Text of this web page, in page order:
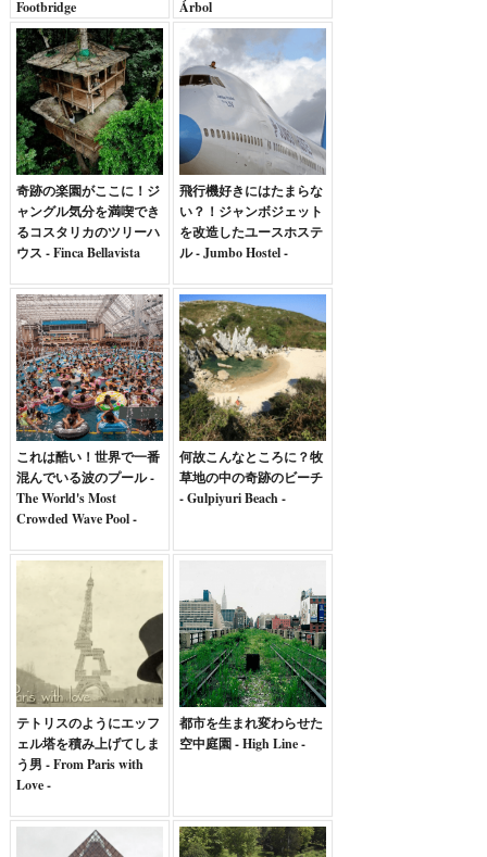
Footbridge
Árbol
奇跡の楽園がここに！ジ
ャングル気分を満喫でき
るコスタリカのツリーハ
ウス - Finca Bellavista
飛行機好きにはたまらな
い？！ジャンボジェット
を改造したユースホステ
ル - Jumbo Hostel -
これは酷い！世界で一番
混んでいる波のプール -
The World's Most
Crowded Wave Pool -
何故こんなところに？牧
草地の中の奇跡のビーチ
- Gulpiyuri Beach -
テトリスのようにエッフ
ェル塔を積み上げてしま
う男 - From Paris with
Love -
都市を生まれ変わらせた
空中庭園 - High Line -